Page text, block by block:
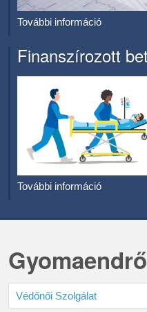
További információ
Finanszírozott
További információ
Védőnői Szolgálat